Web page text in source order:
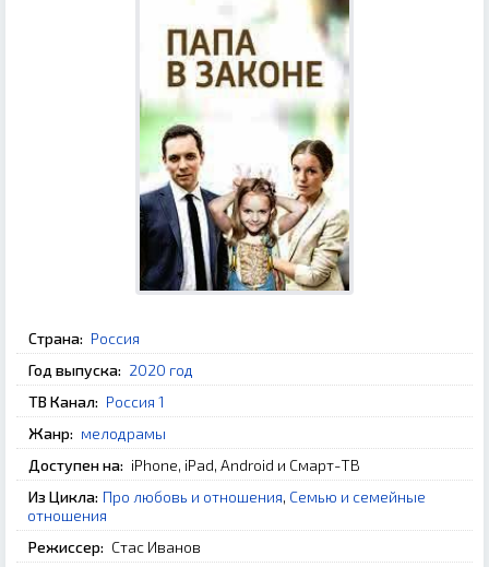
Страна: Россия
Год выпуска: 2020 год
ТВ Канал: Россия 1
Жанр: мелодрамы
Доступен на: iPhone, iPad, Android и Смарт-ТВ
Из Цикла: Про любовь и отношения, Семью и семейные
отношения
Режиссер: Стас Иванов